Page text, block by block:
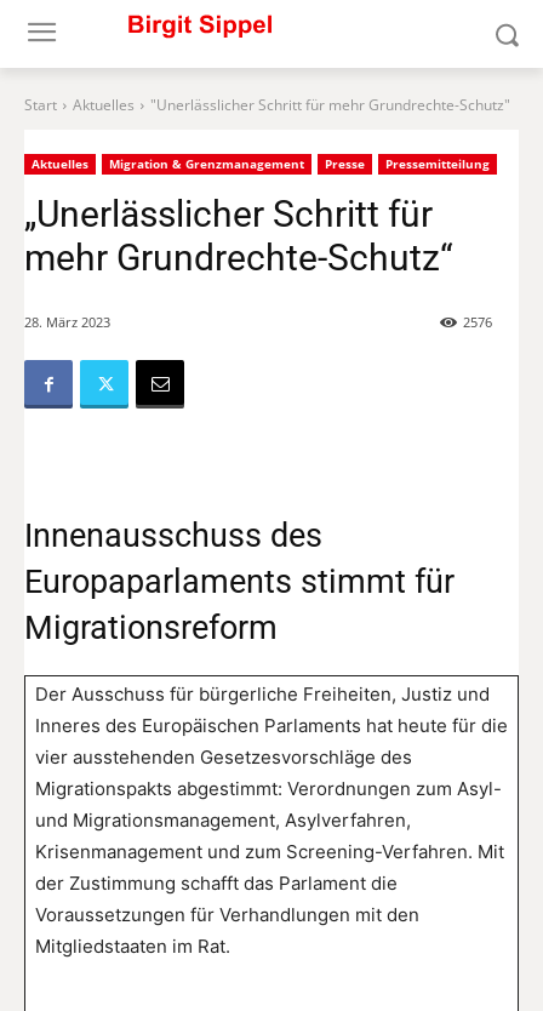
Start Aktuelles "Unerlässlicher Schritt für mehr Grundrechte-Schutz"
Aktuelles Migration & Grenzmanagement Presse Pressemitteilung
„Unerlässlicher Schritt für
mehr Grundrechte-Schutz“
28. März 2023 2576
Innenausschuss des
Europaparlaments stimmt für
Migrationsreform
Der Ausschuss für bürgerliche Freiheiten, Justiz und
Inneres des Europäischen Parlaments hat heute für die
vier ausstehenden Gesetzesvorschläge des
Migrationspakts abgestimmt: Verordnungen zum Asyl-
und Migrationsmanagement, Asylverfahren,
Krisenmanagement und zum Screening-Verfahren. Mit
der Zustimmung schafft das Parlament die
Voraussetzungen für Verhandlungen mit den
Mitgliedstaaten im Rat.